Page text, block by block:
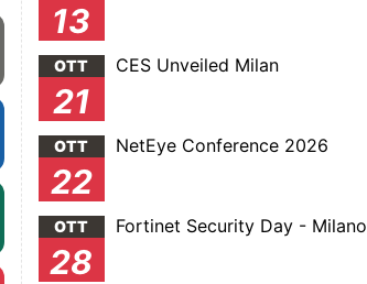
13
OTT
21
CES Unveiled Milan
OTT
22
NetEye Conference 2026
OTT
28
Fortinet Security Day - Milano